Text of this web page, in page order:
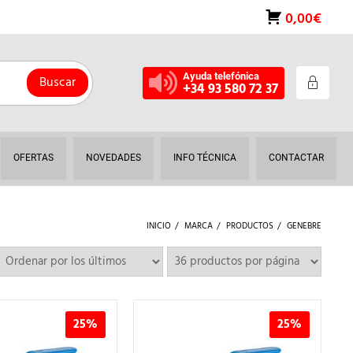
0,00€
Buscar Ayuda telefónica
+34 93 580 72 37
OFERTAS NOVEDADES INFO TÉCNICA CONTACTAR
INICIO MARCA PRODUCTOS GENEBRE
25% 25%